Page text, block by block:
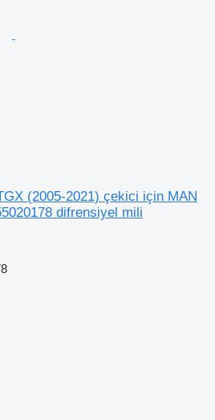
(2005-2021) çekici için MAN
difrensiyel mili